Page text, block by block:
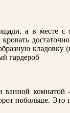
а в месте с
гардероб
ванной
побольше.